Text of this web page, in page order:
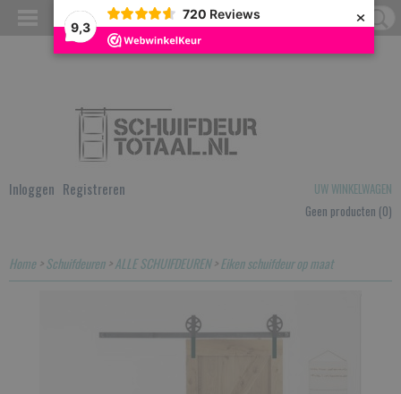
9,3
720 Reviews ×
Inloggen Registreren
UW WINKELWAGEN
Geen producten (0)
Home>Schuifdeuren>ALLE SCHUIFDEUREN>Eiken schuifdeur op maat